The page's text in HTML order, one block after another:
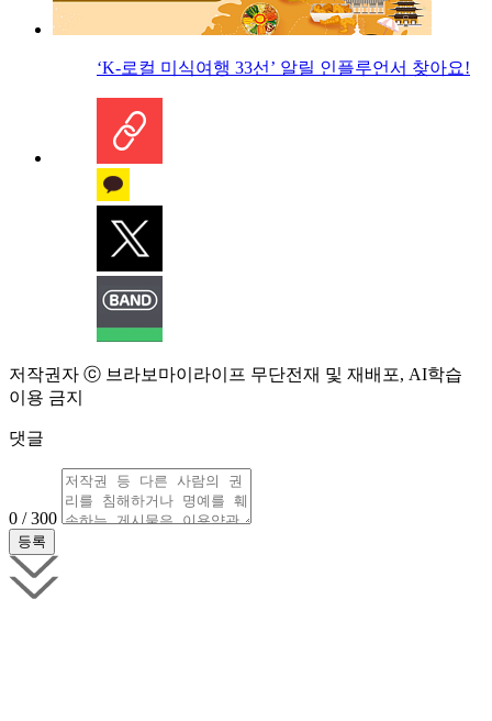
‘K-로컬 미식여행 33선’ 알릴 인플루언서 찾아요!
저작권자 ⓒ 브라보마이라이프 무단전재 및 재배포, AI학습
이용 금지
댓글
0 / 300